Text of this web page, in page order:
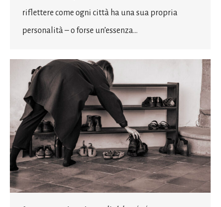
riflettere come ogni città ha una sua propria
personalità – o forse un’essenza…